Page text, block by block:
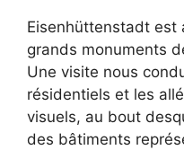
Eisenhüttenstadt est
grands monuments
Une visite nous
résidentiels et les
visuels, au bout
des bâtiments